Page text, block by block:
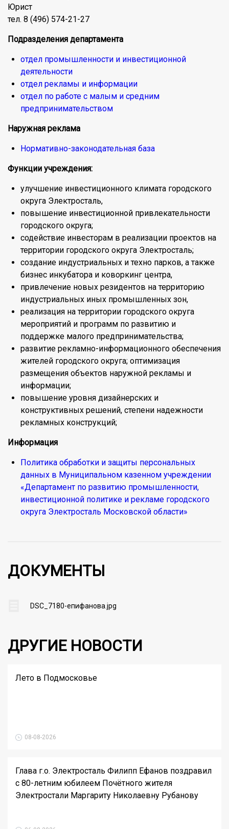
Юрист
тел. 8 (496) 574-21-27
Подразделения департамента
отдел промышленности и инвестиционной
деятельности
отдел рекламы и информации
отдел по работе с малым и средним
предпринимательством
Наружная реклама
Нормативно-законодательная база
Функции учреждения:
улучшение инвестиционного климата городского
округа Электросталь,
повышение инвестиционной привлекательности
городского округа;
содействие инвесторам в реализации проектов на
территории городского округа Электросталь;
создание индустриальных и техно парков, а также
бизнес инкубатора и коворкинг центра,
привлечение новых резидентов на территорию
индустриальных иных промышленных зон,
реализация на территории городского округа
мероприятий и программ по развитию и
поддержке малого предпринимательства;
развитие рекламно-информационного обеспечения
жителей городского округа; оптимизация
размещения объектов наружной рекламы и
информации;
повышение уровня дизайнерских и
конструктивных решений, степени надежности
рекламных конструкций;
Информация
Политика обработки и защиты персональных
данных в Муниципальном казенном учреждении
«Департамент по развитию промышленности,
инвестиционной политике и рекламе городского
округа Электросталь Московской области»
ДОКУМЕНТЫ
DSC_7180-епифанова.jpg
ДРУГИЕ НОВОСТИ
Лето в Подмосковье
08-08-2026
Глава г.о. Электросталь Филипп Ефанов поздравил
с 80-летним юбилеем Почётного жителя
Электростали Маргариту Николаевну Рубанову